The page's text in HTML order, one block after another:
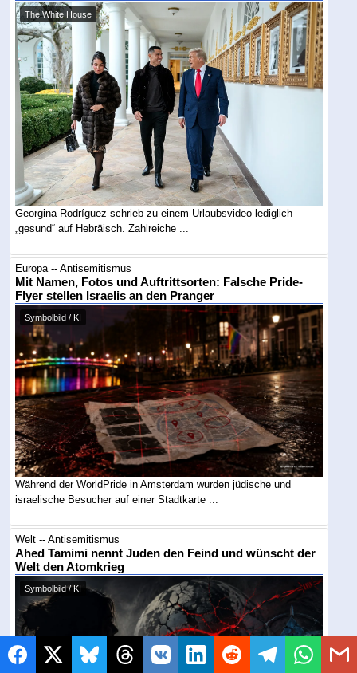
The White House
Georgina Rodríguez schrieb zu einem Urlaubsvideo lediglich
„gesund“ auf Hebräisch. Zahlreiche ...
Europa -- Antisemitismus
Mit Namen, Fotos und Auftrittsorten: Falsche Pride-
Flyer stellen Israelis an den Pranger
Symbolbild / KI
Während der WorldPride in Amsterdam wurden jüdische und
israelische Besucher auf einer Stadtkarte ...
Welt -- Antisemitismus
Ahed Tamimi nennt Juden den Feind und wünscht der
Welt den Atomkrieg
Symbolbild / KI